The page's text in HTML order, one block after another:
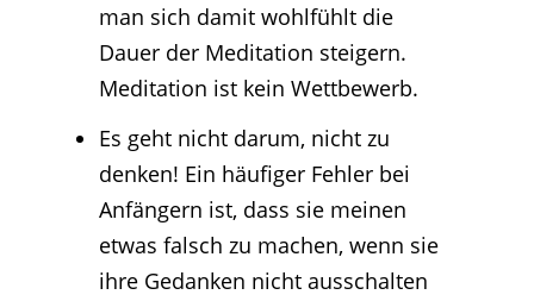
man sich damit wohlfühlt die
Dauer der Meditation steigern.
Meditation ist kein Wettbewerb.
Es geht nicht darum, nicht zu
denken! Ein häufiger Fehler bei
Anfängern ist, dass sie meinen
etwas falsch zu machen, wenn sie
ihre Gedanken nicht ausschalten